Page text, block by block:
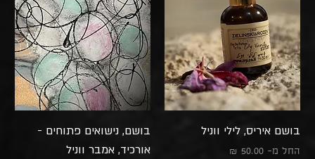
בושם איריס, לילי ווניל
החל מ-
מחיר מבצע
בושם, נישואים פתוחים -
אורכיד, אמבר ווניל